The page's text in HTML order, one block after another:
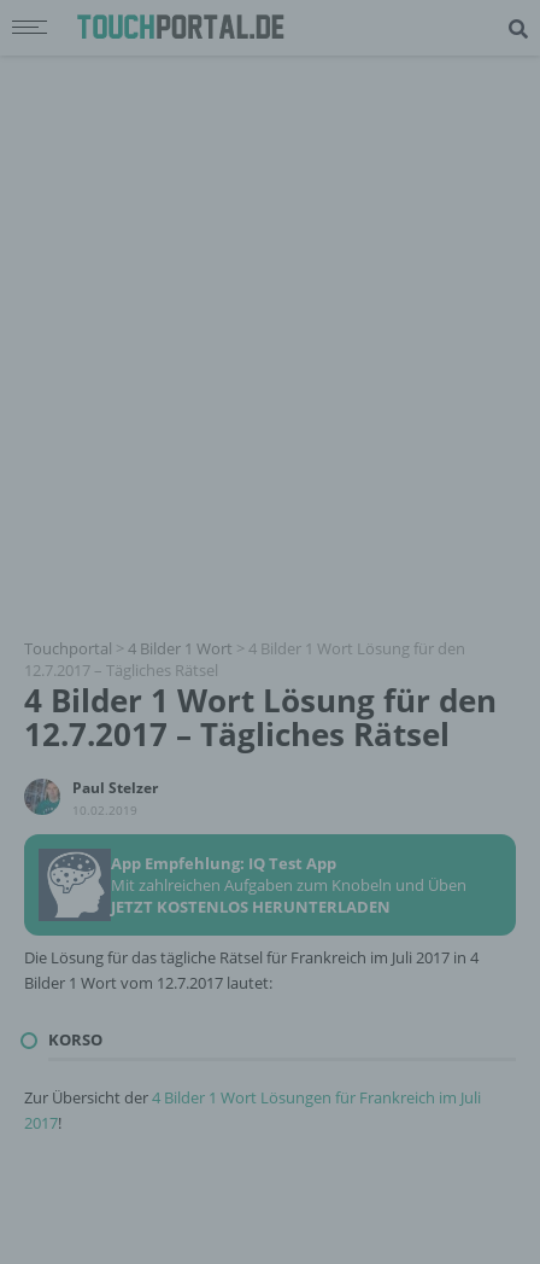
Touchportal > 4 Bilder 1 Wort > 4 Bilder 1 Wort Lösung für den
12.7.2017 – Tägliches Rätsel
4 Bilder 1 Wort Lösung für den
12.7.2017 – Tägliches Rätsel
Paul Stelzer
10.02.2019
App Empfehlung: IQ Test App
Mit zahlreichen Aufgaben zum Knobeln und Üben
JETZT KOSTENLOS HERUNTERLADEN
Die Lösung für das tägliche Rätsel für Frankreich im Juli 2017 in 4
Bilder 1 Wort vom 12.7.2017 lautet:
KORSO
Zur Übersicht der4 Bilder 1 Wort Lösungen für Frankreich im Juli
2017!